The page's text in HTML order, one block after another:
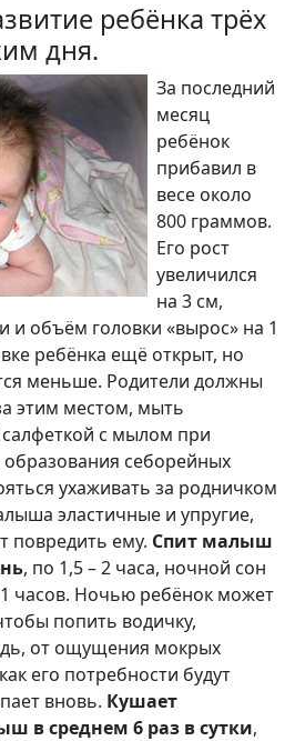
ребёнка трёх
дня.
За последний
месяц
ребёнок
прибавил в
весе около
800 граммов.
Его рост
увеличился
на 3 см,
и объём головки «вырос» на 1
ребёнка ещё открыт, но
меньше. Родители должны
этим местом, мыть
с мылом при
образования себорейных
ухаживать за родничком
эластичные и упругие,
повредить ему. Спит малыш
, по 1,5 – 2 часа, ночной сон
часов. Ночью ребёнок может
попить водичку,
от ощущения мокрых
его потребности будут
вновь. Кушает
в среднем 6 раз в сутки,